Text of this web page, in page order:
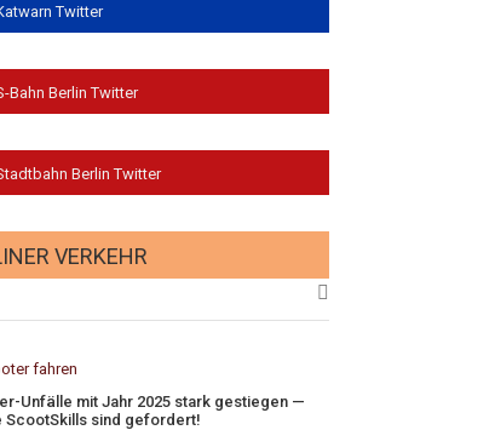
Twitter
Bahn Berlin Twitter
Berlin Twitter
VERKEHR
Unfälle mit Jahr 2025 stark gestiegen —
ScootSkills sind gefordert!